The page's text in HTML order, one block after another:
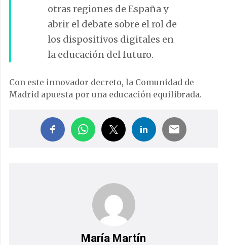
otras regiones de España y
abrir el debate sobre el rol de
los dispositivos digitales en
la educación del futuro.
Con este innovador decreto, la Comunidad de
Madrid apuesta por una educación equilibrada.
María Martín